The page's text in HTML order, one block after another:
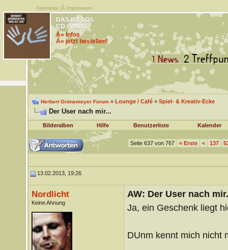
Startseite |Â Impressum
DAS IST LOS
CD / VINYL
Â» Infos
Â» jetzt bestellen!
Herbert Grönemeyer Forum» Lounge / Café» Spiel- & Kreativ-Ecke
Der User nach mir...
Bilderalben Hilfe Benutzerliste Kalender
Seite 637 von 767 «Erste < 137
13.02.2013, 19:26
Nordlicht
Keine Ahnung
AW: Der User nach
Ja, ein Geschenk liegt
DUnm kennt mich nicht